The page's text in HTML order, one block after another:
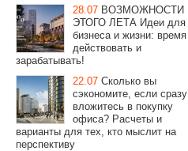
28.07 ВОЗМОЖНОСТИ
ЭТОГО ЛЕТА Идеи для
бизнеса и жизни: время
действовать и
зарабатывать!
22.07 Сколько вы
сэкономите, если сразу
вложитесь в покупку
офиса? Расчеты и
варианты для тех, кто мыслит на
перспективу